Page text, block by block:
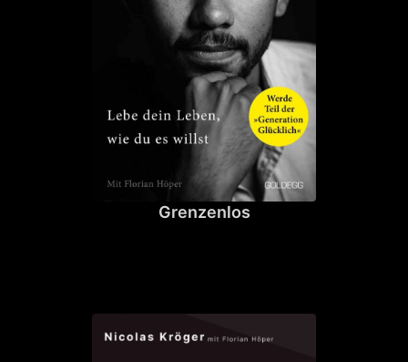
Grenzenlos